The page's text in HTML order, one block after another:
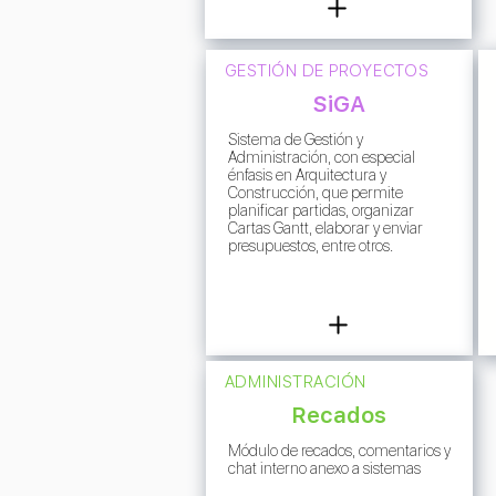
GESTIÓN DE PROYECTOS
SiGA
Sistema de Gestión y
Administración, con especial
énfasis en Arquitectura y
Construcción, que permite
planificar partidas, organizar
Cartas Gantt, elaborar y enviar
presupuestos, entre otros.
ADMINISTRACIÓN
Recados
Módulo de recados, comentarios y
chat interno anexo a sistemas